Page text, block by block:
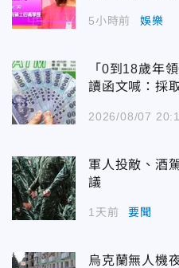
5小時前 娛樂
「0到18歲年
讀函文喊：採
2026/08/07
軍人投敵、酒
議
1天前 要聞
烏克蘭無人機